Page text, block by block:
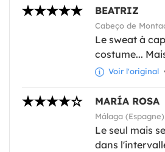
BEATRIZ
Cabeço de
Le sweat à
costume...
Voir l'original
MARÍA ROSA
Málaga
Le seul mais
dans